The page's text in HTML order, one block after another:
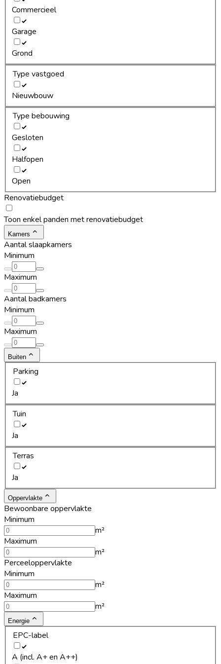
Commercieel
Garage
Grond
Type vastgoed
Nieuwbouw
Type bebouwing
Gesloten
Halfopen
Open
Renovatiebudget
Toon enkel panden met renovatiebudget
Kamers
Aantal slaapkamers
Minimum
Maximum
Aantal badkamers
Minimum
Maximum
Buiten
Parking
Ja
Tuin
Ja
Terras
Ja
Oppervlakte
Bewoonbare oppervlakte
Minimum
m²
Maximum
m²
Perceeloppervlakte
Minimum
m²
Maximum
m²
Energie
EPC-label
A (incl. A+ en A++)